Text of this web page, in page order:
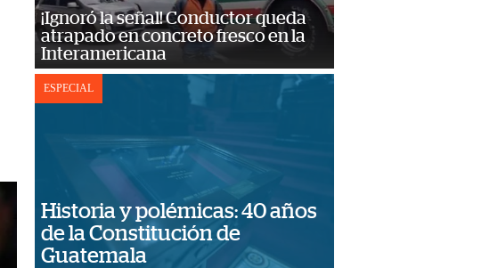
¡Ignoró la señal! Conductor queda
atrapado en concreto fresco en la
Interamericana
ESPECIAL
Historia y polémicas: 40 años
de la Constitución de
Guatemala